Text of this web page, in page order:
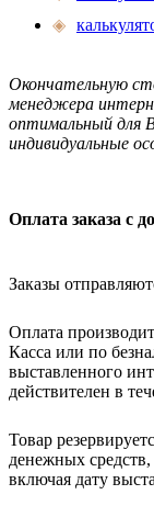
◈
Окончательную
менеджера
оптимальный для
индивидуальные
Оплата заказа с
Заказы
Оплата
Касса или по
выставленного
действителен в
Товар
денежных
включая дату